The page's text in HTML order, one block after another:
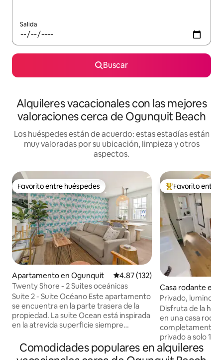
Salida
Buscar
Alquileres vacacionales con las mejores
valoraciones cerca de Ogunquit Beach
Los huéspedes están de acuerdo: estas estadías están
muy valoradas por su ubicación, limpieza y otros
aspectos.
Favorito entre huéspedes
Favorito entre huéspedes
Apartamento en Ogunquit Calificación promedio: 4.87 de
4.87 (132)
Twenty Shore - 2 Suites oceánicas
Suite 2 - Suite Océano Este apartamento
se encuentra en la parte trasera de la
propiedad. La suite Ocean está inspirada
en la atrevida superficie siempre
combinación de paleta de colores
aguamarina, azul marino y agua blanca.
Favorito entre
Favorito entre
Casa rodante en
Privado,
las playas
Disfruta de la
en una casa
completamente
privado a solo 1,5
Ogunquit y a
parada de
Comodidades populares en alquileres